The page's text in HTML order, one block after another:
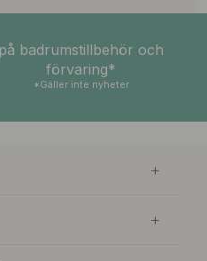
på badrumstillbehör och
förvaring*
*Gäller inte nyheter